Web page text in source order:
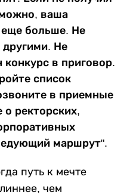
ваша
больше. Не
другими. Не
в приговор.
список
в приемные
о ректорских,
маршрут".
путь к мечте
чем